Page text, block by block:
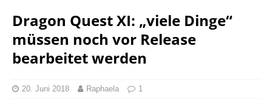
Dragon Quest XI: „viele Dinge“
müssen noch vor Release
bearbeitet werden
20. Juni 2018 Raphaela 1